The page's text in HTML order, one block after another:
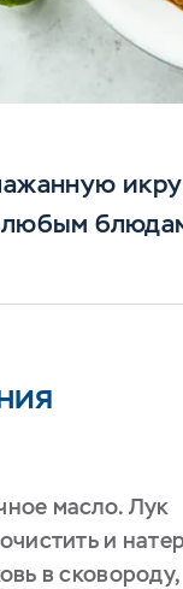
любым
масло. Лук
и
в сковороду,